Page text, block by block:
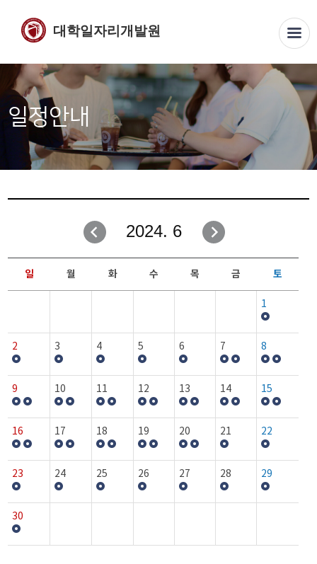
대학일자리개발원
일정안내
2024. 6
일 월 화 수 목 금 토
1
2 3 4 5 6 7 8
9 10 11 12 13 14 15
16 17 18 19 20 21 22
23 24 25 26 27 28 29
30